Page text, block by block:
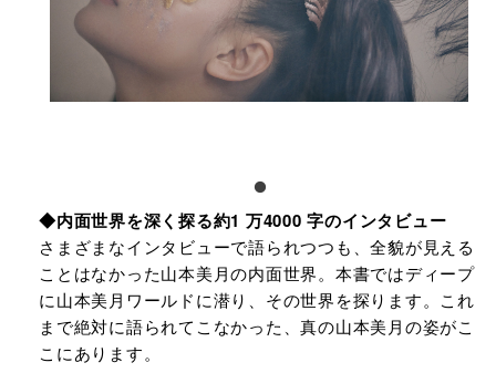
◆内⾯世界を深く探る約1 万4000 字のインタビュー
さまざまなインタビューで語られつつも、全貌が⾒える
ことはなかった⼭本美⽉の内⾯世界。本書ではディープ
に⼭本美⽉ワールドに潜り、その世界を探ります。これ
まで絶対に語られてこなかった、真の⼭本美⽉の姿がこ
こにあります。